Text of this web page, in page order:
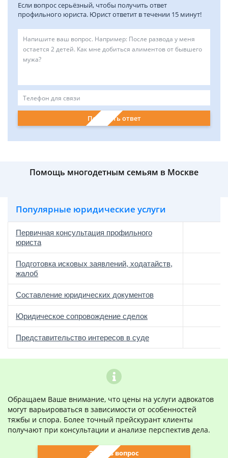
Если вопрос серьёзный, чтобы получить ответ
профильного юриста. Юрист ответит в течении 15 минут!
Получить ответ
Помощь многодетным семьям в Москве
Популярные юридические услуги
Первичная консультация профильного
юриста
Подготовка исковых заявлений, ходатайств,
жалоб
Составление юридических документов
Юридическое сопровождение сделок
Представительство интересов в суде
Обращаем Ваше внимание, что цены на услуги адвокатов
могут варьироваться в зависимости от особенностей
тяжбы и спора. Более точный прейскурант клиенты
получают при консультации и анализе перспектив дела.
Задать вопрос